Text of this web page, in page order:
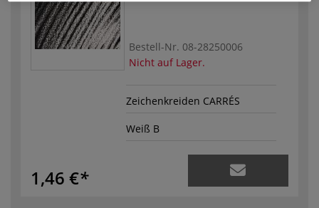
Bestell-Nr. 08-28250006
Nicht auf Lager.
Zeichenkreiden CARRÉS
Weiß B
1,46 €